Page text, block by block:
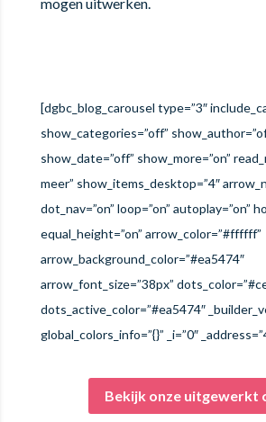
[dgbc_blog_carousel type=”3″
show_categories=”off”
show_date=”off” show_more=”on”
meer” show_items_desktop=”4″
dot_nav=”on” loop=”on” autoplay=”on”
equal_height=”on” arrow_color=”#ffffff”
arrow_background_color=”#ea5474″
arrow_font_size=”38px”
dots_active_color=”#ea5474″
global_colors_info=”{}” _i=”0″
Bekijk onze uitgewerkt